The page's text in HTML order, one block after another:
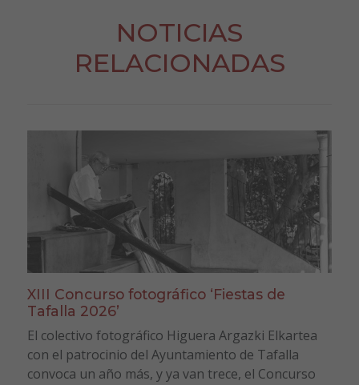
NOTICIAS
RELACIONADAS
XIII Concurso fotográfico ‘Fiestas de
Tafalla 2026’
El colectivo fotográfico Higuera Argazki Elkartea
con el patrocinio del Ayuntamiento de Tafalla
convoca un año más, y ya van trece, el Concurso